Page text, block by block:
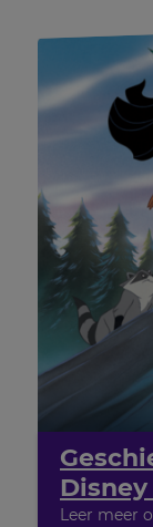
Leer meer
Region
This
for
purposes.
Language
preferred
the
Currency